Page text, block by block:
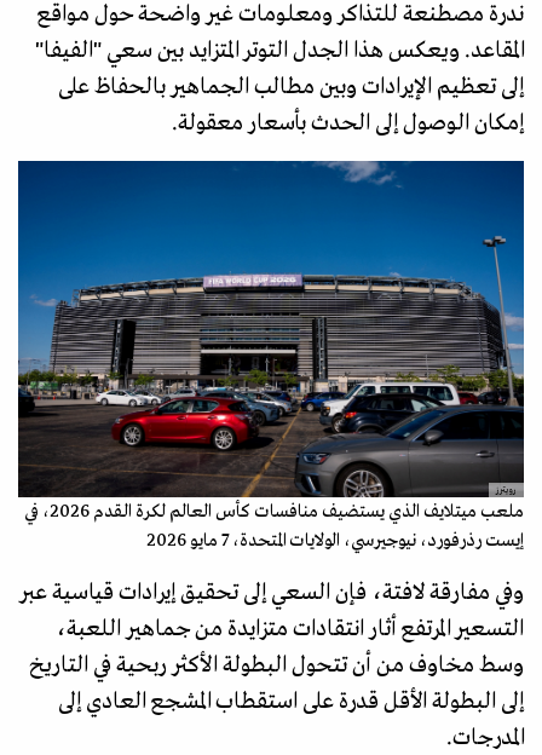
ندرة مصطنعة للتذاكر ومعلومات غير واضحة حول مواقع
المقاعد. ويعكس هذا الجدل التوتر المتزايد بين سعي "الفيفا"
إلى تعظيم الإيرادات وبين مطالب الجماهير بالحفاظ على
إمكان الوصول إلى الحدث بأسعار معقولة.
رويترز
ملعب ميتلايف الذي يستضيف منافسات كأس العالم لكرة القدم 2026، في
إيست رذرفورد، نيوجيرسي، الولايات المتحدة، 7 مايو 2026
وفي مفارقة لافتة، فإن السعي إلى تحقيق إيرادات قياسية عبر
التسعير المرتفع أثار انتقادات متزايدة من جماهير اللعبة،
وسط مخاوف من أن تتحول البطولة الأكثر ربحية في التاريخ
إلى البطولة الأقل قدرة على استقطاب المشجع العادي إلى
المدرجات.